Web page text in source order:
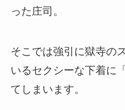
った庄司。
そこでは強引に獄寺の
いるセクシーな下着に
てしまいます。